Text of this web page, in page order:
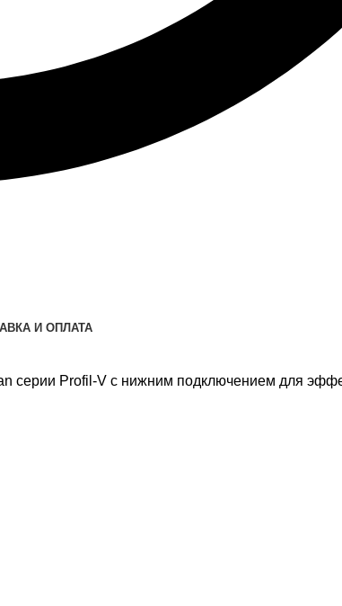
И ОПЛАТА
серии Profil-V с нижним подключением для